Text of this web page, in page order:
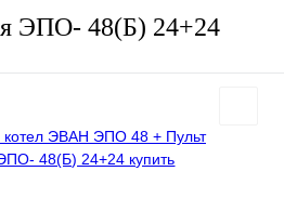
ЭПО- 48(Б) 24+24